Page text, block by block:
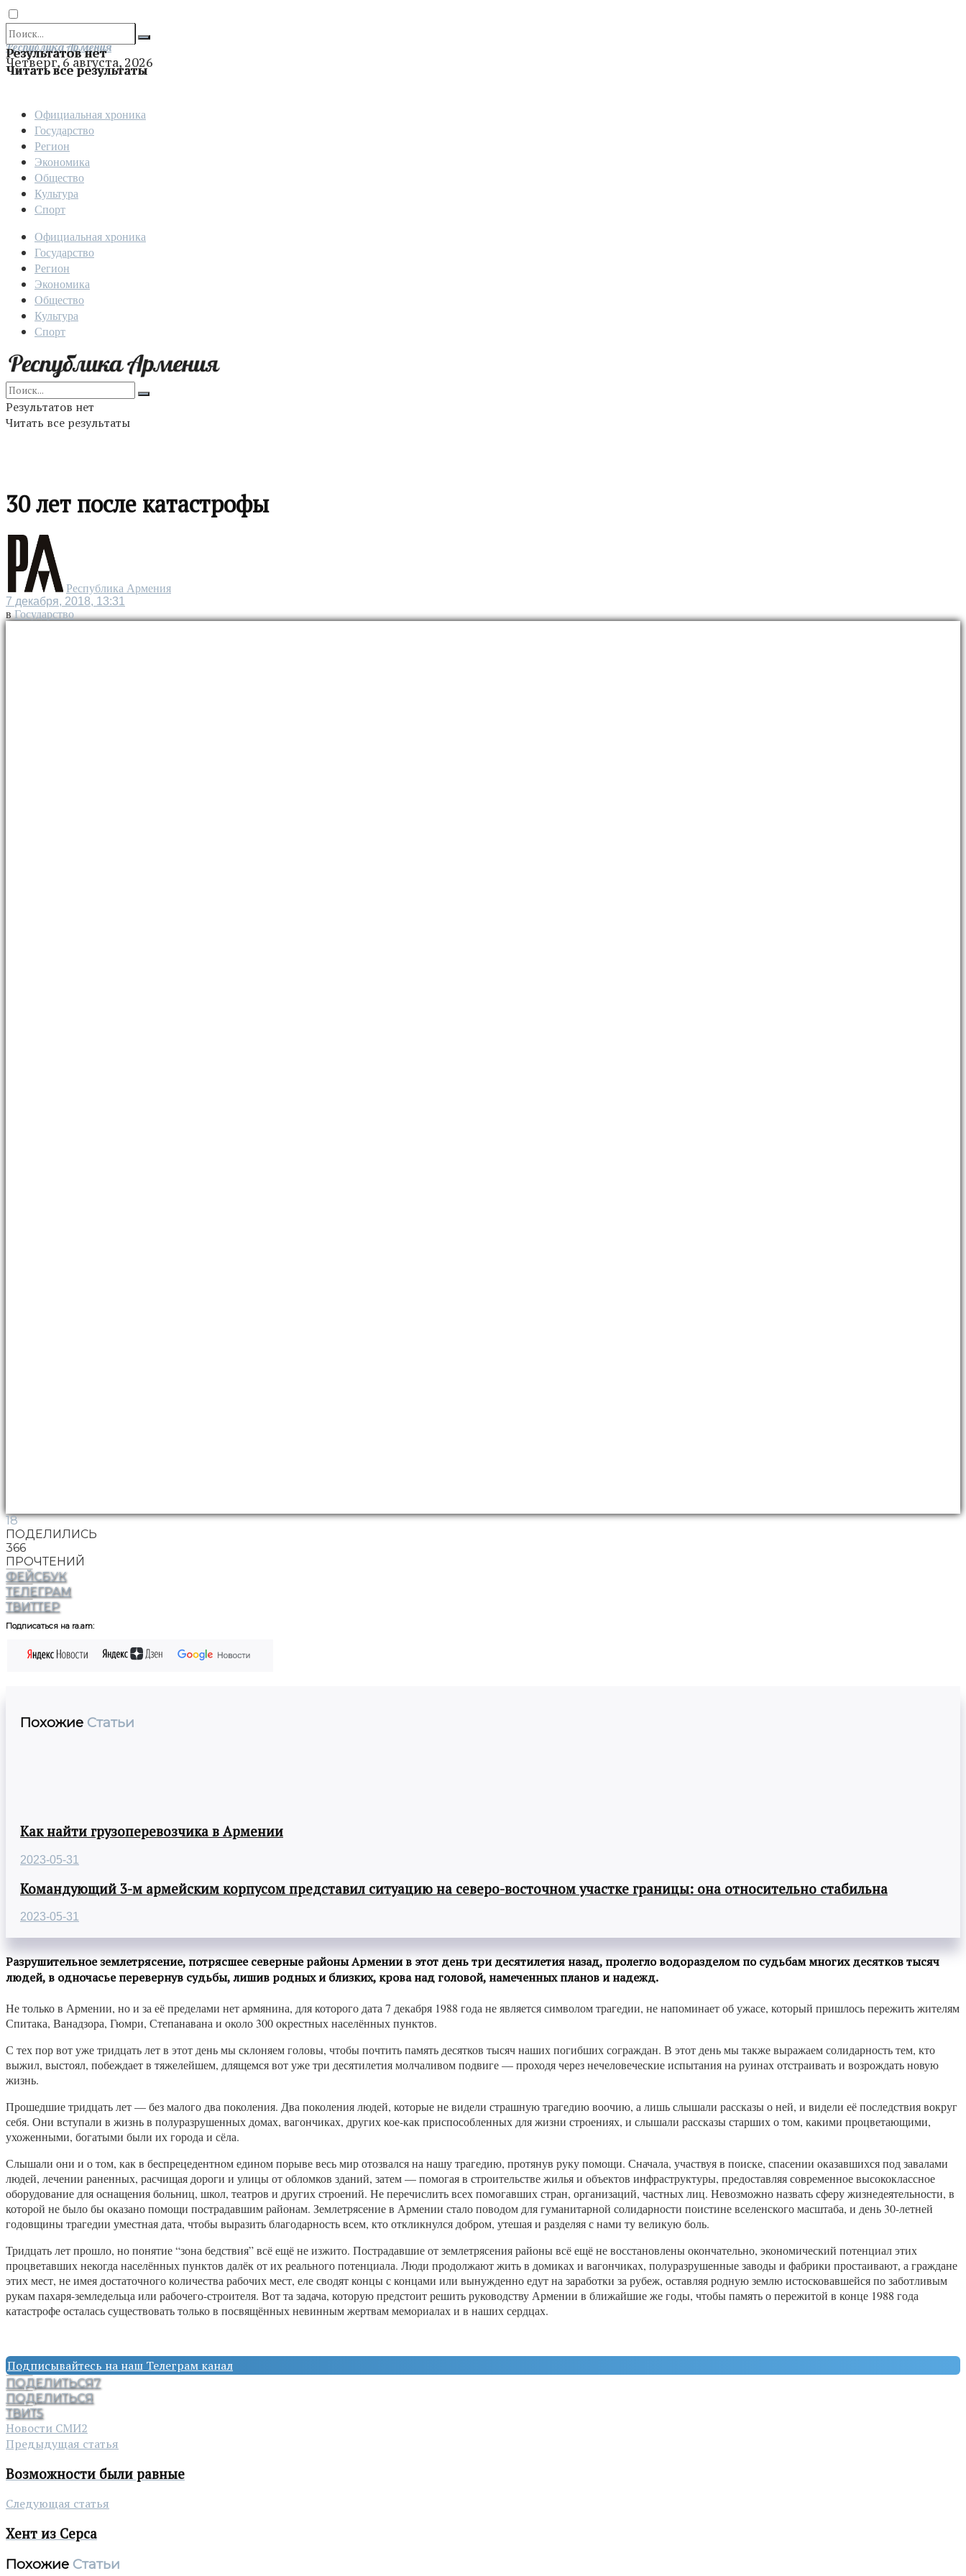
Результатов нет
Читать все результаты
Отправить
Республика Армения
Четверг, 6 августа, 2026
Официальная хроника
Государство
Регион
Экономика
Общество
Культура
Спорт
Официальная хроника
Государство
Регион
Экономика
Общество
Культура
Спорт
Результатов нет
Читать все результаты
30 лет после катастрофы
Республика Армения
7 декабря, 2018, 13:31
в Государство
18
ПОДЕЛИЛИСЬ
366
ПРОЧТЕНИЙ
ФЕЙСБУК
ТЕЛЕГРАМ
ТВИТТЕР
Подписаться на ra.am:
Похожие Статьи
Как найти грузоперевозчика в Армении
2023-05-31
Командующий 3-м армейским корпусом представил ситуацию на северо-восточном участке границы: она относительно стабильна
2023-05-31
Разрушительное землетрясение, потрясшее северные районы Армении в этот день три десятилетия назад, пролегло водоразделом по судьбам многих десятков тысяч
людей, в одночасье перевернув судьбы, лишив родных и близких, крова над головой, намеченных планов и надежд.
Не только в Армении, но и за её пределами нет армянина, для которого дата 7 декабря 1988 года не является символом трагедии, не напоминает об ужасе, который пришлось пережить жителям
Спитака, Ванадзора, Гюмри, Степанавана и около 300 окрестных населённых пунктов.
С тех пор вот уже тридцать лет в этот день мы склоняем головы, чтобы почтить память десятков тысяч наших погибших сограждан. В этот день мы также выражаем солидарность тем, кто
выжил, выстоял, побеждает в тяжелейшем, длящемся вот уже три десятилетия молчаливом подвиге — проходя через нечеловеческие испытания на руинах отстраивать и возрождать новую
жизнь.
Прошедшие тридцать лет — без малого два поколения. Два поколения людей, которые не видели страшную трагедию воочию, а лишь слышали рассказы о ней, и видели её последствия вокруг
себя. Они вступали в жизнь в полуразрушенных домах, вагончиках, других кое-как приспособленных для жизни строениях, и слышали рассказы старших о том, какими процветающими,
ухоженными, богатыми были их города и сёла.
Слышали они и о том, как в беспрецедентном едином порыве весь мир отозвался на нашу трагедию, протянув руку помощи. Сначала, участвуя в поиске, спасении оказавшихся под завалами
людей, лечении раненных, расчищая дороги и улицы от обломков зданий, затем — помогая в строительстве жилья и объектов инфраструктуры, предоставляя современное высококлассное
оборудование для оснащения больниц, школ, театров и других строений. Не перечислить всех помогавших стран, организаций, частных лиц. Невозможно назвать сферу жизнедеятельности, в
которой не было бы оказано помощи пострадавшим районам. Землетрясение в Армении стало поводом для гуманитарной солидарности поистине вселенского масштаба, и день 30-летней
годовщины трагедии уместная дата, чтобы выразить благодарность всем, кто откликнулся добром, утешая и разделяя с нами ту великую боль.
Тридцать лет прошло, но понятие “зона бедствия” всё ещё не изжито. Пострадавшие от землетрясения районы всё ещё не восстановлены окончательно, экономический потенциал этих
процветавших некогда населённых пунктов далёк от их реального потенциала. Люди продолжают жить в домиках и вагончиках, полуразрушенные заводы и фабрики простаивают, а граждане
этих мест, не имея достаточного количества рабочих мест, еле сводят концы с концами или вынужденно едут на заработки за рубеж, оставляя родную землю истосковавшейся по заботливым
рукам пахаря-земледельца или рабочего-строителя. Вот та задача, которую предстоит решить руководству Армении в ближайшие же годы, чтобы память о пережитой в конце 1988 года
катастрофе осталась существовать только в посвящённых невинным жертвам мемориалах и в наших сердцах.
Подписывайтесь на наш Телеграм канал
ПОДЕЛИТЬСЯ7
ПОДЕЛИТЬСЯ
ТВИТ5
Новости СМИ2
Предыдущая статья
Возможности были равные
Следующая статья
Хент из Серса
Похожие Статьи